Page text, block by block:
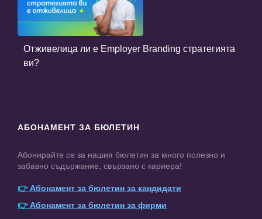
Отживелица ли е Employer Branding стратегията
ви?
АБОНАМЕНТ ЗА БЮЛЕТИН
Абонирайте се за нашия бюлетин за много полезно и
забавно съдържание, свързано с кариера!
👉Абонамент за бюлетин за кандидати
👉Абонамент за бюлетин за фирми